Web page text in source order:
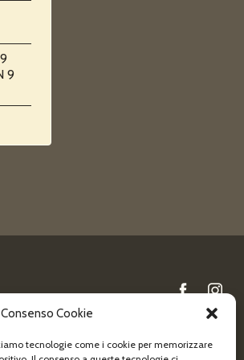
Cookie
tecnologie come i cookie per memorizzare
9
Newsletter